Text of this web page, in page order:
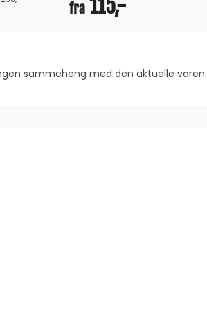
fra 115,-
sammeheng med den aktuelle varen.